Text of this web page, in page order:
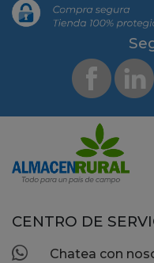
CENTRO DE
Chatea con